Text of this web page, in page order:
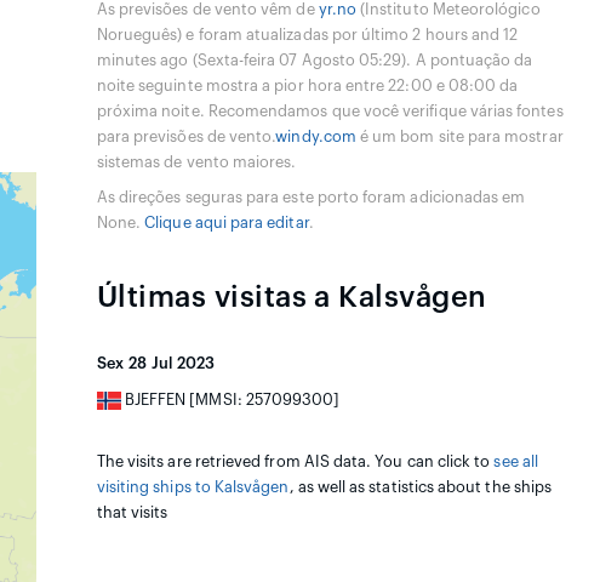
As previsões de vento vêm de yr.no (Instituto Meteorológico
Norueguês) e foram atualizadas por último 2 hours and 12
minutes ago (Sexta-feira 07 Agosto 05:29). A pontuação da
noite seguinte mostra a pior hora entre 22:00 e 08:00 da
próxima noite. Recomendamos que você verifique várias fontes
para previsões de vento.windy.com é um bom site para mostrar
sistemas de vento maiores.
As direções seguras para este porto foram adicionadas em
None.Clique aqui para editar.
Últimas visitas a Kalsvågen
Sex 28 Jul 2023
BJEFFEN [MMSI: 257099300]
The visits are retrieved from AIS data. You can click tosee all
visiting ships to Kalsvågen , as well as statistics about the ships
that visits